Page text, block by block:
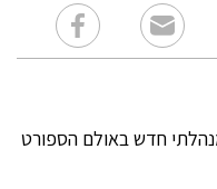
חדש באולם הספורט